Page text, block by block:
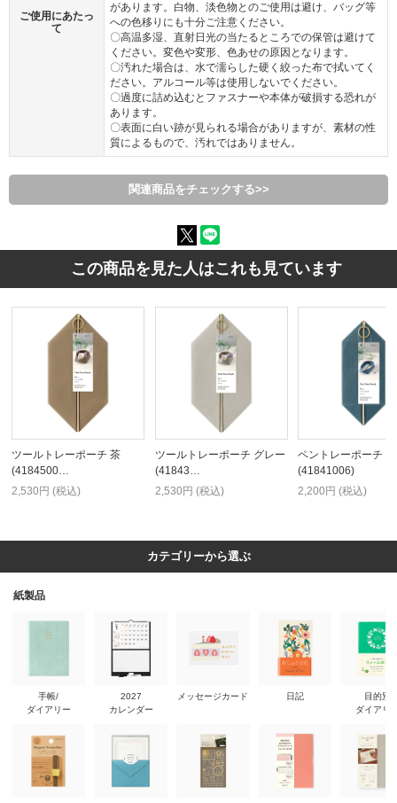
ご使用にあたっ
て
があります。白物、淡色物とのご使用は避け、バッグ等
への色移りにも十分ご注意ください。
〇高温多湿、直射日光の当たるところでの保管は避けて
ください。変色や変形、色あせの原因となります。
〇汚れた場合は、水で濡らした硬く絞った布で拭いてく
ださい。アルコール等は使用しないでください。
〇過度に詰め込むとファスナーや本体が破損する恐れが
あります。
〇表面に白い跡が見られる場合がありますが、素材の性
質によるもので、汚れではありません。
関連商品をチェックする>>
この商品を見た人はこれも見ています
ツールトレーポーチ 茶
(4184500…
2,530円 (税込)
ツールトレーポーチ グレー
(41843…
2,530円 (税込)
ペントレーポーチ 紺
(41841006)
2,200円 (税込)
カテゴリーから選ぶ
紙製品
手帳/
ダイアリー
2027
カレンダー
メッセージカード 日記
目的別
ダイアリ